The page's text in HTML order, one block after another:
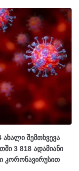
შემთხვევა
3 818 ადამიანი
კორონავირუსით